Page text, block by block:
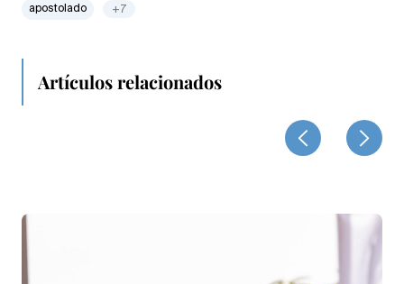
apostolado +7
Artículos relacionados